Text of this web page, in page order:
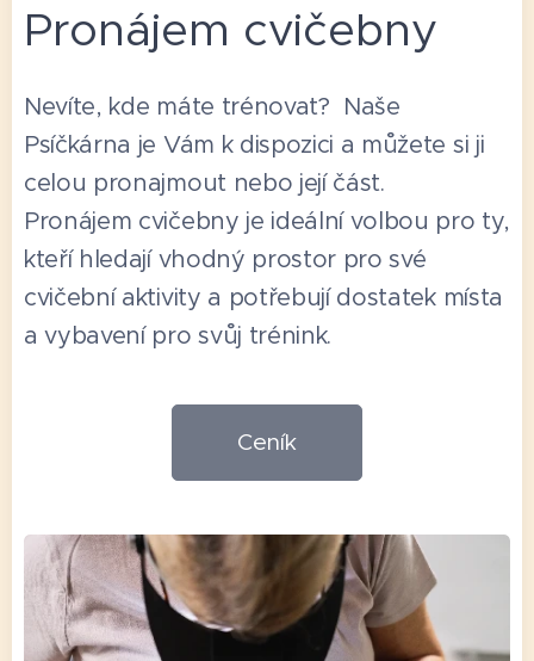
Pronájem cvičebny
Nevíte, kde máte trénovat? Naše
Psíčkárna je Vám k dispozici a můžete si ji
celou pronajmout nebo její část.
Pronájem cvičebny je ideální volbou pro ty,
kteří hledají vhodný prostor pro své
cvičební aktivity a potřebují dostatek místa
a vybavení pro svůj trénink.
Ceník